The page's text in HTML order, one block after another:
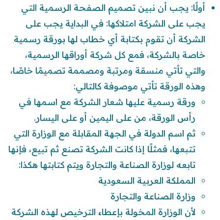
أولًا: يجب أن نبين تصميم الصفحة الرسمية التي
يجب على الشركة امتلاكها: في البداية يجب على
الشركة أن تقوم بكتابة أي خطاب لها بورقة رسمية
خاصة بالشركة، فمع كل شركة أوراقها الرسمية،
والتي تأتي منسقة ومرتبة ومصممة تصميمًا خاصًا،
وهذه الورقة تأتي موصوفة كالتالي:
ورقة رسمية عليها شعار الشركة مع اسمها في
رأس الورقة، من على اليمين أو على اليسار.
ثم اسم الدولة في الجهة المقابلة مع الوزارة التي
تتبعها، فمثلًا إذا كانت الشركة تصنع ثم تبيع، فإنها
تابعه لوزارة الصناعة والتجارة ويتم كتابتها هكذا:
المملكة العربية السعودية
وزارة الصناعة والتجارة
لأن الوزارة المخولة بإعطاء الترخيص لهذه الشركة